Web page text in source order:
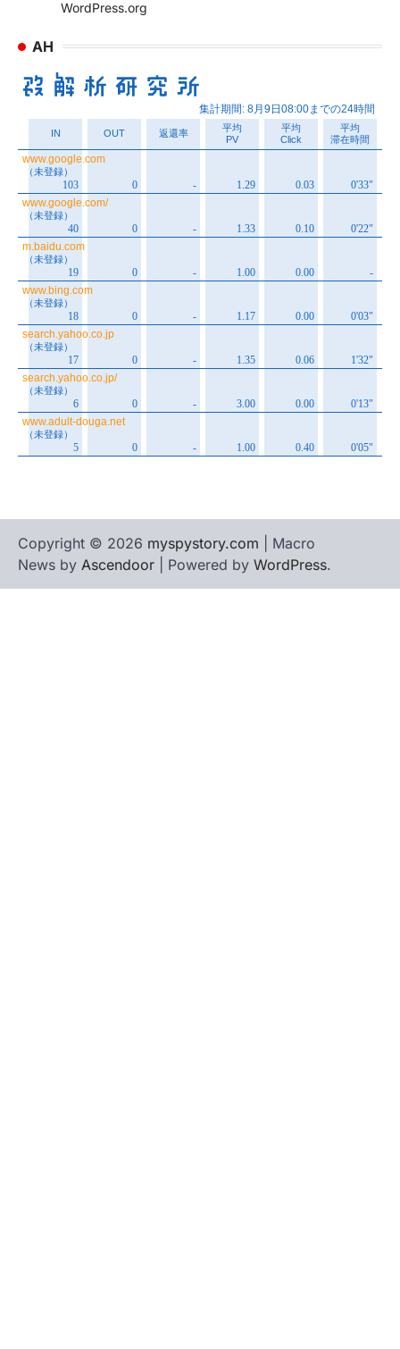
WordPress.org
AH
Copyright © 2026 myspystory.com | Macro
News by Ascendoor | Powered by WordPress.